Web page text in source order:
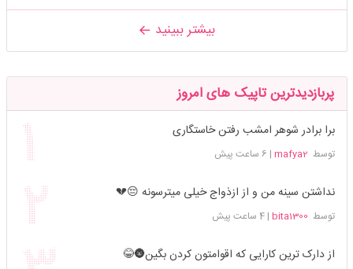
بیشتر ببینید
پربازدیدترین تاپیک های امروز
برا برادر شوهر امشب رفتن خاستگاری
توسط mafya2
| 6 ساعت پیش
نداشتن سینه من و از ازذواج خیلی میترسونه 😔💔
توسط bita1300
|4 ساعت پیش
از دارک ترین کارایی که اقوامتون کردن بگین🌚😂